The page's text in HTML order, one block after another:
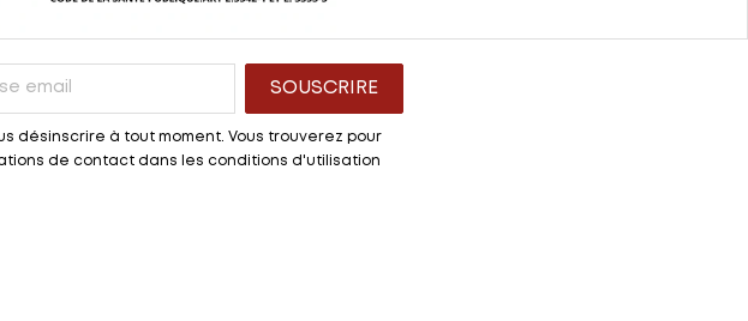
désinscrire à tout moment. Vous trouverez pour
de contact dans les conditions d'utilisation